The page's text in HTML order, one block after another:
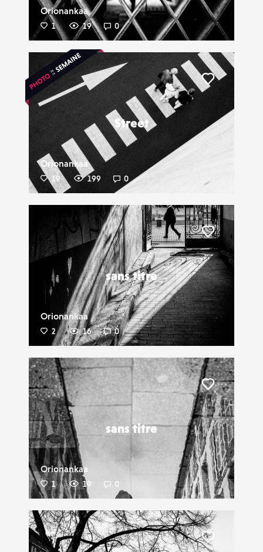
Orionankaa
1 19 0
Street
Orionankaa
19 199 0
sans titre
Orionankaa
2 16 0
Liker
sans titre
Orionankaa
1 19 0
Liker